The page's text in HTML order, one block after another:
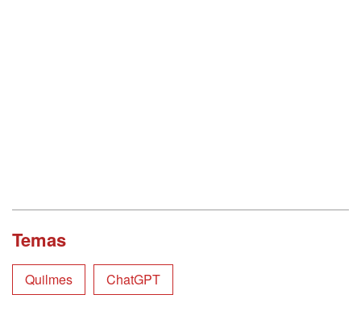
Temas
Quilmes ChatGPT